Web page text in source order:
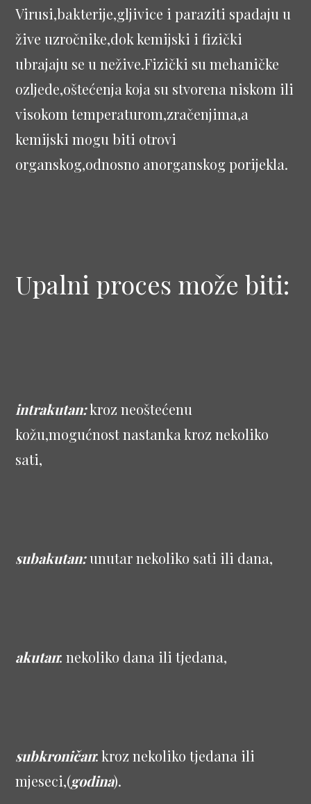
Virusi,bakterije,gljivice i paraziti spadaju u
žive uzročnike,dok kemijski i fizički
ubrajaju se u nežive.Fizički su mehaničke
ozljede,oštećenja koja su stvorena niskom ili
visokom temperaturom,zračenjima,a
kemijski mogu biti otrovi
organskog,odnosno anorganskog porijekla.
Upalni proces može biti:
intrakutan:kroz neoštećenu
kožu,mogućnost nastanka kroz nekoliko
sati,
subakutan:unutar nekoliko sati ili dana,
akutan: nekoliko dana ili tjedana,
subkroničan: kroz nekoliko tjedana ili
mjeseci,(godina).